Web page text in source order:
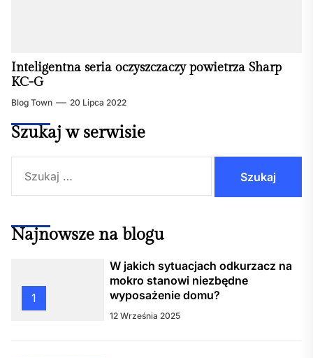
Inteligentna seria oczyszczaczy powietrza Sharp
KC-G
Blog Town 20 Lipca 2022
Szukaj w serwisie
Najnowsze na blogu
1
W jakich sytuacjach odkurzacz na
mokro stanowi niezbędne
wyposażenie domu?
12 Września 2025